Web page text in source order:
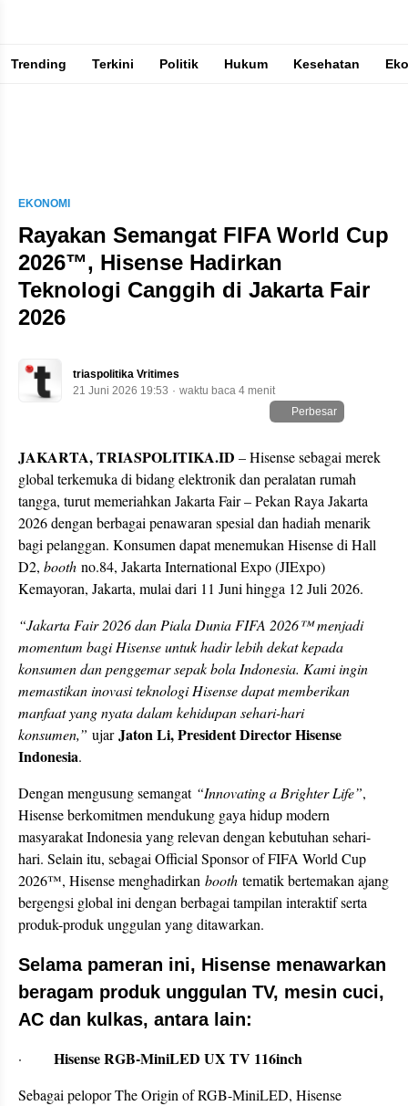
Berita Terkini & Terpercaya
Trending Terkini Politik Hukum Kesehatan
EKONOMI
Rayakan Semangat FIFA World Cup
2026™, Hisense Hadirkan
Teknologi Canggih di Jakarta Fair
2026
triaspolitika Vritimes
21 Juni 2026 19:53
waktu baca 4 menit
Perbesar
JAKARTA, TRIASPOLITIKA.ID – Hisense sebagai merek
global terkemuka di bidang elektronik dan peralatan rumah
tangga, turut memeriahkan Jakarta Fair – Pekan Raya Jakarta
2026 dengan berbagai penawaran spesial dan hadiah menarik
bagi pelanggan. Konsumen dapat menemukan Hisense di Hall
D2, booth no.84, Jakarta International Expo (JIExpo)
Kemayoran, Jakarta, mulai dari 11 Juni hingga 12 Juli 2026.
“Jakarta Fair 2026 dan Piala Dunia FIFA 2026™ menjadi
momentum bagi Hisense untuk hadir lebih dekat kepada
konsumen dan penggemar sepak bola Indonesia. Kami ingin
memastikan inovasi teknologi Hisense dapat memberikan
manfaat yang nyata dalam kehidupan sehari-hari
konsumen,” ujarJaton Li, President Director Hisense
Indonesia.
Dengan mengusung semangat “Innovating a Brighter Life”,
Hisense berkomitmen mendukung gaya hidup modern
masyarakat Indonesia yang relevan dengan kebutuhan sehari-
hari. Selain itu, sebagai Official Sponsor of FIFA World Cup
2026™, Hisense menghadirkan booth tematik bertemakan ajang
bergengsi global ini dengan berbagai tampilan interaktif serta
produk-produk unggulan yang ditawarkan.
Selama pameran ini, Hisense menawarkan
beragam produk unggulan TV, mesin cuci,
AC dan kulkas, antara lain:
· Hisense RGB-MiniLED UX TV 116inch
Sebagai pelopor The Origin of RGB-MiniLED, Hisense